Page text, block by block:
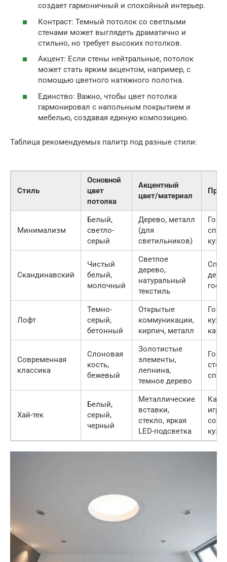
создает гармоничный и спокойный интерьер.
Контраст: Темный потолок со светлыми
стенами может выглядеть драматично и
стильно, но требует высоких потолков.
Акцент: Если стены нейтральные, потолок
может стать ярким акцентом, например, с
помощью цветного натяжного полотна.
Единство: Важно, чтобы цвет потолка
гармонировал с напольным покрытием и
мебелью, создавая единую композицию.
Таблица рекомендуемых палитр под разные стили:
Стиль
Основной
цвет
потолка
Акцентный
цвет/материал
Минимализм
Белый,
светло-
серый
Дерево, металл
(для
светильников)
кухня
Скандинавский
Чистый
белый,
молочный
Светлое
дерево,
натуральный
текстиль
Лофт
Темно-
серый,
бетонный
Открытые
коммуникации,
кирпич, металл
Современная
классика
Слоновая
кость,
бежевый
Золотистые
элементы,
лепнина,
темное дерево
Хай-тек
Белый,
серый,
черный
Металлические
вставки,
стекло, яркая
LED-подсветка
кухня